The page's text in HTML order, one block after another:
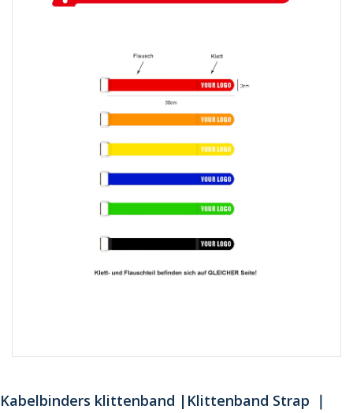
Kabelbinders klittenband |Klittenband Strap ｜